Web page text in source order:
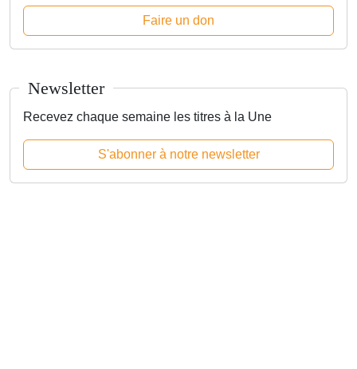
Faire un don
Newsletter
Recevez chaque semaine les titres à la Une
S'abonner à notre newsletter